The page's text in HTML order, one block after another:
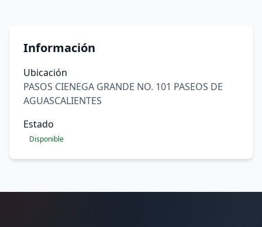
Información
Ubicación
PASOS CIENEGA GRANDE NO. 101 PASEOS DE
AGUASCALIENTES
Estado
Disponible